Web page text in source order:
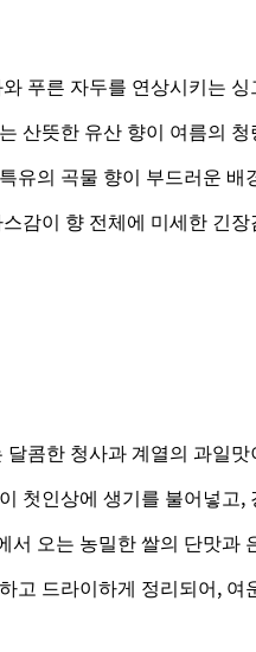
와 푸른 자두를 연상시키는
산뜻한 유산 향이 여름의
유의 곡물 향이 부드러운
스감이 향 전체에 미세한 긴
달콤한 청사과 계열의 과일
첫인상에 생기를 불어넣고
서 오는 농밀한 쌀의 단맛과
고 드라이하게 정리되어,